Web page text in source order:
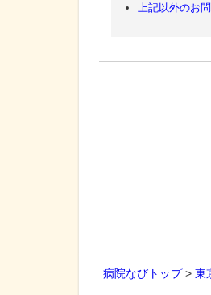
上記以外のお
病院なびトップ> 東